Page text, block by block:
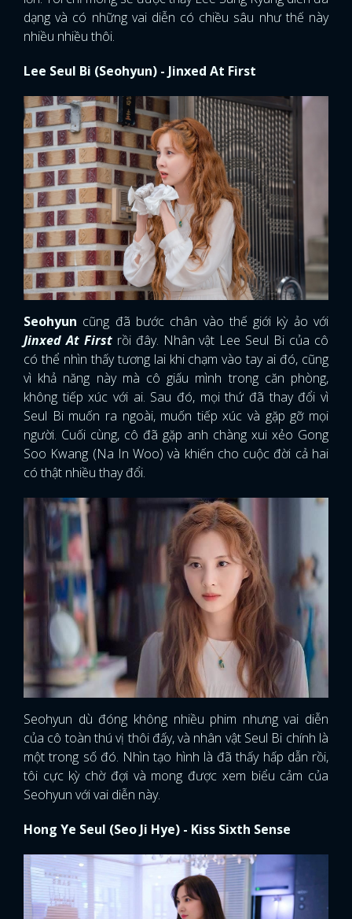
FACEBOOK
dạng và có những vai diễn có chiều sâu như thế này
nhiều nhiều thôi.
Lee Seul Bi (Seohyun) - Jinxed At First
Seohyun cũng đã bước chân vào thế giới kỳ ảo với
Jinxed At Firstrồi đây. Nhân vật Lee Seul Bi của cô
có thể nhìn thấy tương lai khi chạm vào tay ai đó, cũng
vì khả năng này mà cô giấu mình trong căn phòng,
không tiếp xúc với ai. Sau đó, mọi thứ đã thay đổi vì
Seul Bi muốn ra ngoài, muốn tiếp xúc và gặp gỡ mọi
người. Cuối cùng, cô đã gặp anh chàng xui xẻo Gong
Soo Kwang (Na In Woo) và khiến cho cuộc đời cả hai
có thật nhiều thay đổi.
Seohyun dù đóng không nhiều phim nhưng vai diễn
của cô toàn thú vị thôi đấy, và nhân vật Seul Bi chính là
một trong số đó. Nhìn tạo hình là đã thấy hấp dẫn rồi,
tôi cực kỳ chờ đợi và mong được xem biểu cảm của
Seohyun với vai diễn này.
Hong Ye Seul (Seo Ji Hye) - Kiss Sixth Sense